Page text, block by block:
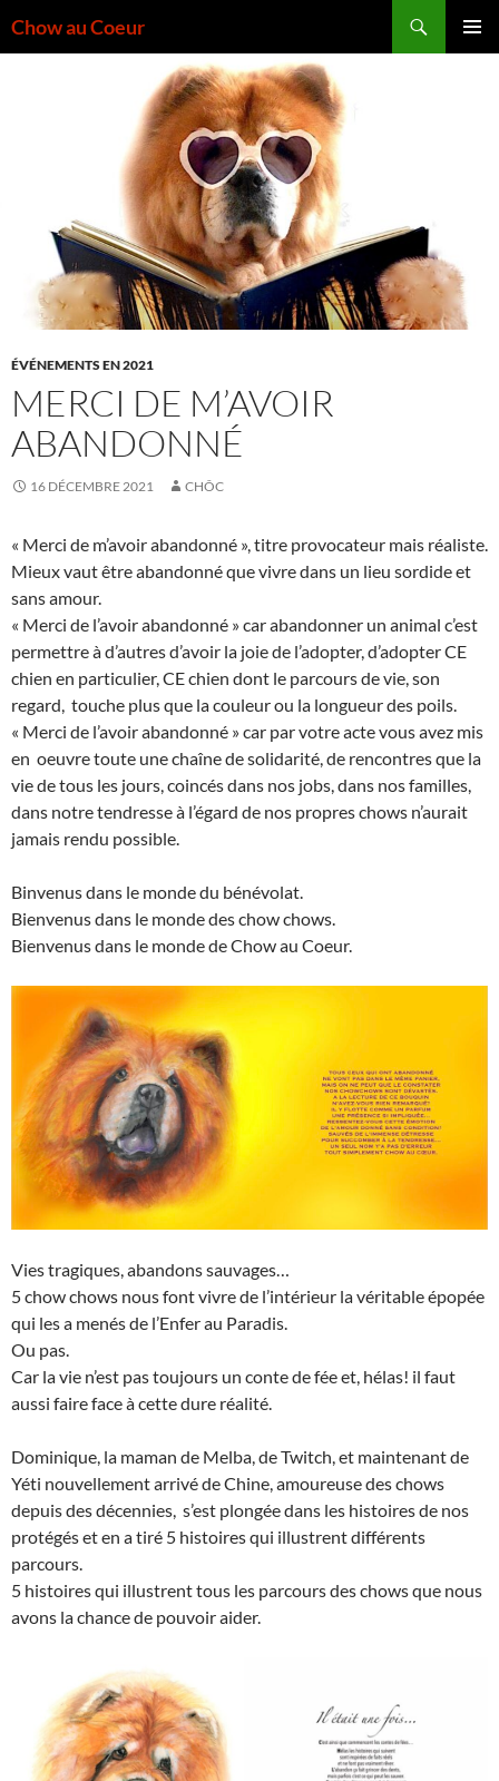
auChow au Coeur
ÉVÉNEMENTS EN 2021
MERCI DE M’AVOIR
ABANDONNÉ
16 DÉCEMBRE 2021 CHÔC
« Merci de m’avoir abandonné », titre provocateur mais réaliste.
Mieux vaut être abandonné que vivre dans un lieu sordide et
sans amour.
« Merci de l’avoir abandonné » car abandonner un animal c’est
permettre à d’autres d’avoir la joie de l’adopter, d’adopter CE
chien en particulier, CE chien dont le parcours de vie, son
regard, touche plus que la couleur ou la longueur des poils.
« Merci de l’avoir abandonné » car par votre acte vous avez mis
en oeuvre toute une chaîne de solidarité, de rencontres que la
vie de tous les jours, coincés dans nos jobs, dans nos familles,
dans notre tendresse à l’égard de nos propres chows n’aurait
jamais rendu possible.
Binvenus dans le monde du bénévolat.
Bienvenus dans le monde des chow chows.
Bienvenus dans le monde de Chow au Coeur.
Vies tragiques, abandons sauvages…
5 chow chows nous font vivre de l’intérieur la véritable épopée
qui les a menés de l’Enfer au Paradis.
Ou pas.
Car la vie n’est pas toujours un conte de fée et, hélas! il faut
aussi faire face à cette dure réalité.
Dominique, la maman de Melba, de Twitch, et maintenant de
Yéti nouvellement arrivé de Chine, amoureuse des chows
depuis des décennies, s’est plongée dans les histoires de nos
protégés et en a tiré 5 histoires qui illustrent différents
parcours.
5 histoires qui illustrent tous les parcours des chows que nous
avons la chance de pouvoir aider.